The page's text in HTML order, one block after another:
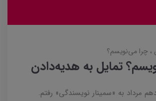
چرا می‌نویسم؟
تمایل به هدیه‌دادن
مرداد به «سمینار نویسندگی» رفتم.